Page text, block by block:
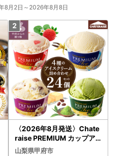
8月2日～2026年8月8日
〈2026年8月発送〉Chate
raise PREMIUM カップア
イス 詰合せ 4種 24個 アイ
山梨県甲府市